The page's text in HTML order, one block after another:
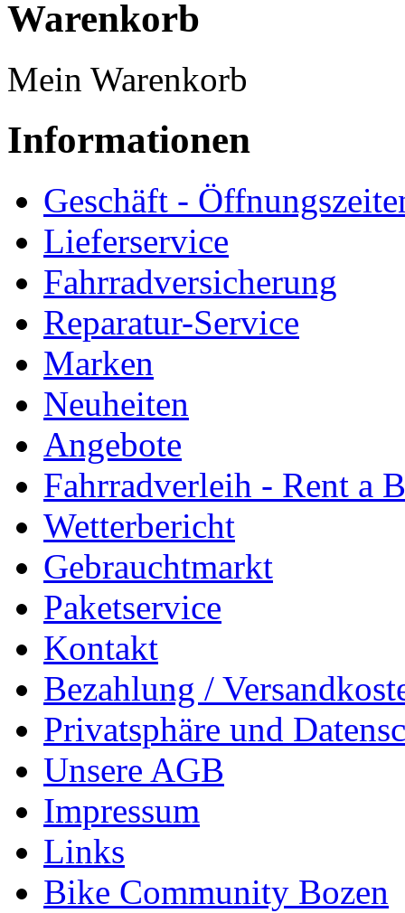
Warenkorb
Mein Warenkorb
Informationen
Geschäft -
Lieferservice
Fahrradversicherung
Reparatur-Service
Marken
Neuheiten
Angebote
Fahrradverleih - Rent a
Wetterbericht
Gebrauchtmarkt
Paketservice
Kontakt
Bezahlung /
Privatsphäre und
Unsere AGB
Impressum
Links
Bike Community Bozen